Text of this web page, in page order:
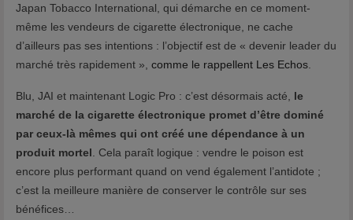
Japan Tobacco International, qui démarche en ce moment-
même les vendeurs de cigarette électronique, ne cache
d’ailleurs pas ses intentions : l’objectif est de « devenir leader du
marché très rapidement », comme le rappellent Les Echos
Blu, JAI et maintenant Logic Pro : c’est désormais acté, le
marché de la cigarette électronique promet d’être dominé
par ceux-là mêmes qui ont créé une dépendance à un
produit mortel . Cela paraît logique : vendre le poison est
encore plus performant quand on vend également l’antidote ;
c’est la meilleure manière de conserver le contrôle sur ses
bénéfices…